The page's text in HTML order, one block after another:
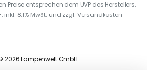
Preise entsprechen dem UVP des Herstellers.
inkl. 8.1% MwSt. und zzgl. Versandkosten
2026 Lampenwelt GmbH